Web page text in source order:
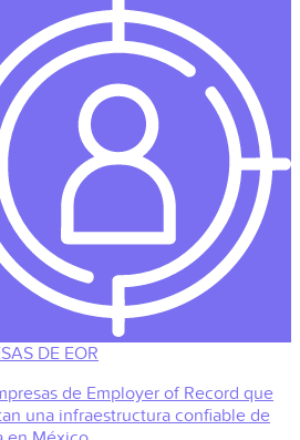
DE EOR
de Employer of Record que
una infraestructura confiable de